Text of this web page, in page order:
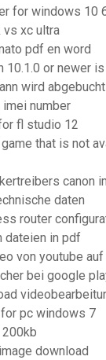
for windows 10
vs xc ultra
pdf en word
10.1.0 or newer
wird abgebucht
number
fl studio 12
that is not
canon
daten
router
dateien in pdf
von youtube auf
bei google
pc windows 7
download